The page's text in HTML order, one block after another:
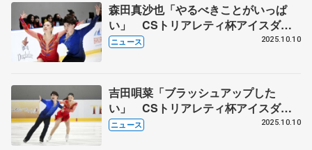
森田真沙也「やるべきことがいっぱ
い」 CSトリアレティ杯アイスダン
ス
ニュース 2025.10.10
吉田唄菜「ブラッシュアップした
い」 CSトリアレティ杯アイスダン
ス
ニュース 2025.10.10